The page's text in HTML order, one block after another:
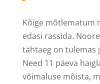
Kõige mõtlematum
edasi rassida.
tähtaeg on tulemas
Need 11 päeva
võimaluse mõista,